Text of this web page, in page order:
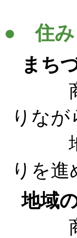
● 住み
まち
商工
りな
地域
りを進
地域
商工